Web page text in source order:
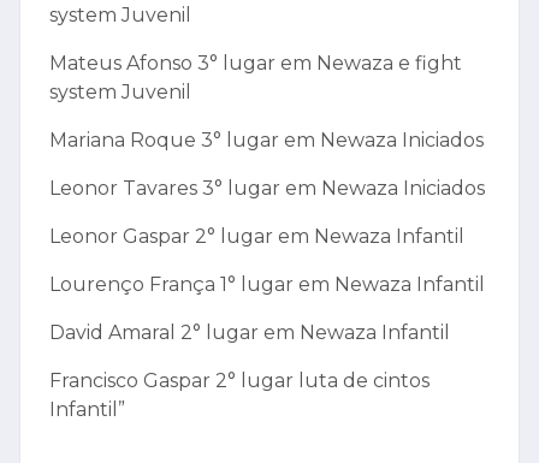
system Juvenil
Mateus Afonso 3° lugar em Newaza e fight
system Juvenil
Mariana Roque 3° lugar em Newaza Iniciados
Leonor Tavares 3° lugar em Newaza Iniciados
Leonor Gaspar 2° lugar em Newaza Infantil
Lourenço França 1° lugar em Newaza Infantil
David Amaral 2° lugar em Newaza Infantil
Francisco Gaspar 2° lugar luta de cintos
Infantil”